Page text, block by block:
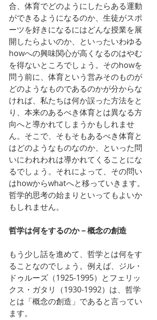
合、体育でどのようにしたらある運動
ができるようになるのか、生徒がスポ
ーツを好きになるにはどんな授業を展
開したらよいのか、といったいわゆる
howへの興味関心が高くなるのはやむ
を得ないところでしょう。そのhowを
問う前に、体育という営みそのものが
どのようなものであるのかが分からな
ければ、私たちは何か誤った方法をと
り、本来のあるべき体育とは異なる方
向へと導かれてしまうかもしれませ
ん。そこで、そもそもあるべき体育と
はどのようなものなのか、といった問
いにわれわれは導かれてくることにな
るでしょう。それによって、その問い
はhowからwhatへと移っていきます。
哲学的思考の始まりといってもよいか
もしれません。
哲学は何をするのか－概念の創造
もう少し話を進めて、哲学とは何をす
ることなのでしょう。例えば、ジル・
ドゥルーズ（1925-1995）とフェリッ
クス・ガタリ（1930-1992）は、哲学
とは「概念の創造」であると言ってい
ます。